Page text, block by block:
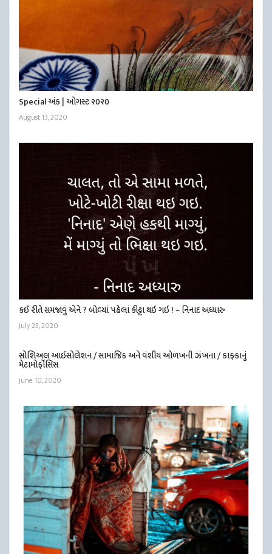
Special અંક | ઓગસ્ટ ૨૦૨૦
August 13, 2020
કઈ રીતે સમજાવું એને ? બોલ્યાં પહેલાં કીટ્ટા થઇ ગઇ ! – નિનાદ અધ્યારુ
July 25, 2020
સોશિઅલ આઇસોલેશન / સામાજિક અને વંશીય ઓળખની ઝંખના / કાફ્કાનું
મેટામોર્ફોસિસ
June 10, 2020